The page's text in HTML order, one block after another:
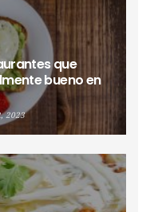
que
bueno en
2023